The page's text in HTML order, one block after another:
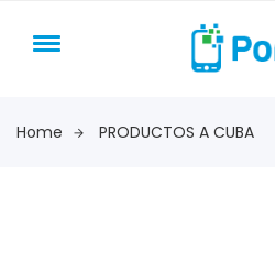
Home PRODUCTOS A CUBA